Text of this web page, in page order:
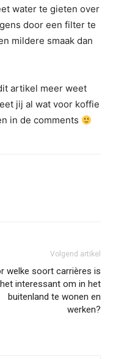
water te gieten over
door een filter te
mildere smaak dan
artikel meer weet
jij al wat voor koffie
in de comments
Volgend artikel
welke soort carrières is
het interessant om in het
buitenland te wonen en
werken?